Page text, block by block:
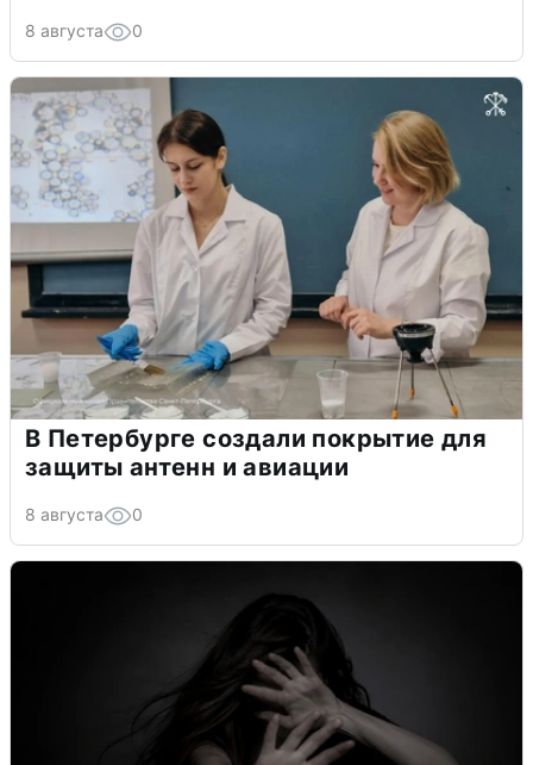
8 августа 0
В Петербурге создали покрытие для
защиты антенн и авиации
8 августа 0